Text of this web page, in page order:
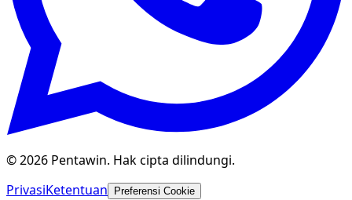
© 2026 Pentawin. Hak cipta dilindungi.
PrivasiKetentuan Preferensi Cookie